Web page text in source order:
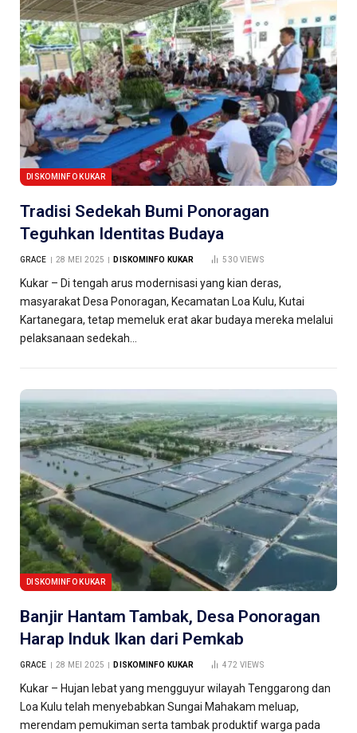
DISKOMINFO KUKAR
Tradisi Sedekah Bumi Ponoragan
Teguhkan Identitas Budaya
GRACE 28 MEI 2025 DISKOMINFO KUKAR 530 VIEWS
Kukar – Di tengah arus modernisasi yang kian deras,
masyarakat Desa Ponoragan, Kecamatan Loa Kulu, Kutai
Kartanegara, tetap memeluk erat akar budaya mereka melalui
pelaksanaan sedekah…
DISKOMINFO KUKAR
Banjir Hantam Tambak, Desa Ponoragan
Harap Induk Ikan dari Pemkab
GRACE 28 MEI 2025 DISKOMINFO KUKAR 472 VIEWS
Kukar – Hujan lebat yang mengguyur wilayah Tenggarong dan
Loa Kulu telah menyebabkan Sungai Mahakam meluap,
merendam pemukiman serta tambak produktif warga pada